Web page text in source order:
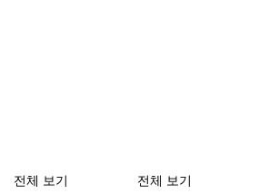
전체 보기
전체 보기